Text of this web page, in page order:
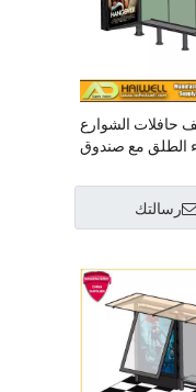
حافلات الشوارع
الطلق مع صندوق
Mupi
رسالتك